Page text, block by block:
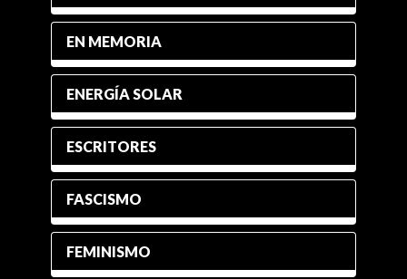
EN MEMORIA
ENERGÍA SOLAR
ESCRITORES
FASCISMO
FEMINISMO